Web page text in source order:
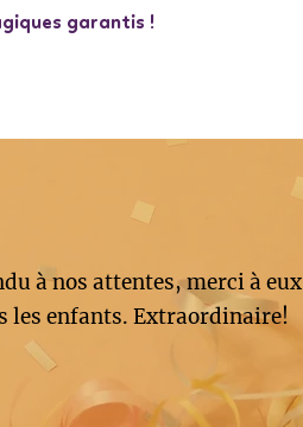
garantis !
à nos attentes, merci à eux
les enfants. Extraordinaire!